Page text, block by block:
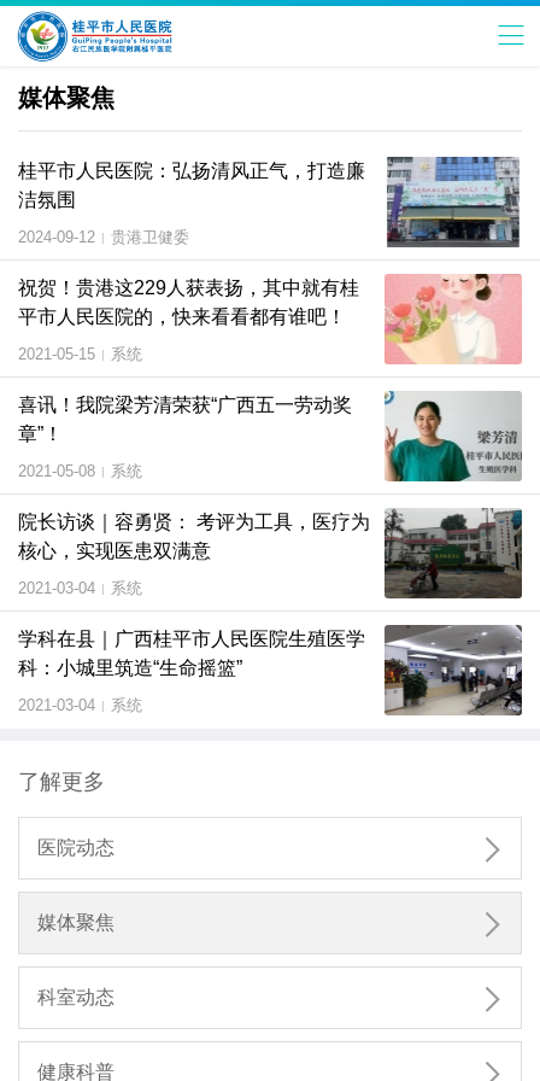
媒体聚焦
桂平市人民医院：弘扬清风正气，打造廉
洁氛围
2024-09-12 | 贵港卫健委
祝贺！贵港这229人获表扬，其中就有桂
平市人民医院的，快来看看都有谁吧！
2021-05-15 | 系统
喜讯！我院梁芳清荣获“广西五一劳动奖
章”！
2021-05-08 | 系统
院长访谈｜容勇贤： 考评为工具，医疗为
核心，实现医患双满意
2021-03-04 | 系统
学科在县｜广西桂平市人民医院生殖医学
科：小城里筑造“生命摇篮”
2021-03-04 | 系统
了解更多
医院动态 
媒体聚焦 
科室动态 
健康科普 